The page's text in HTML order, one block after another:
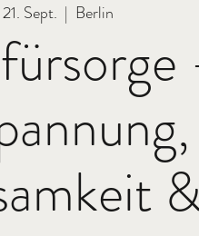
Sept.
  |
Berlin
&